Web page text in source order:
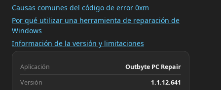
Causas comunes del código de error 0xm
Por qué utilizar una herramienta de reparación de
Windows
Información de la versión y limitaciones
Aplicación
Outbyte PC Repair
Versión
1.1.12.641